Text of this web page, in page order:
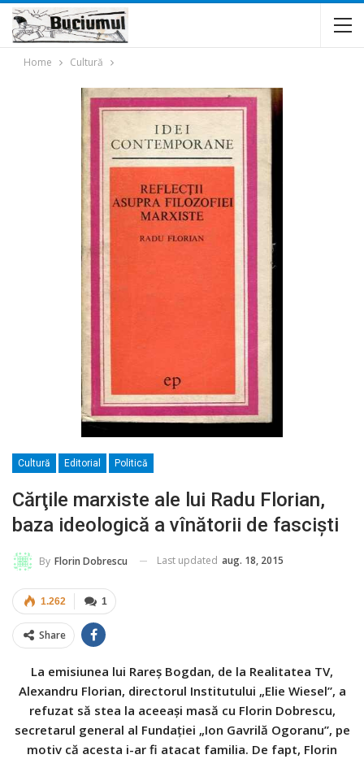
Home Cultură
Cultură Editorial Politică
Cărţile marxiste ale lui Radu Florian,
baza ideologică a vînătorii de fascişti
By Florin Dobrescu Last updated aug. 18, 2015
1
1.262
Share
La emisiunea lui Rareş Bogdan, de la Realitatea TV,
Alexandru Florian, directorul Institutului „Elie Wiesel”, a
refuzat să stea la aceeaşi masă cu Florin Dobrescu,
secretarul general al Fundaţiei „Ion Gavrilă Ogoranu”, pe
motiv că acesta i-ar fi atacat familia. De fapt, Florin